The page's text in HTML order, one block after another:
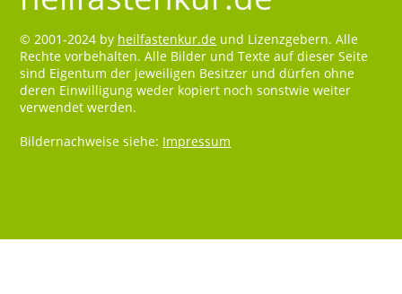
© 2001-2024 by heilfastenkur.de und Lizenzgebern. Alle
Rechte vorbehalten. Alle Bilder und Texte auf dieser Seite
sind Eigentum der jeweiligen Besitzer und dürfen ohne
deren Einwilligung weder kopiert noch sonstwie weiter
verwendet werden.
Bildernachweise siehe: Impressum